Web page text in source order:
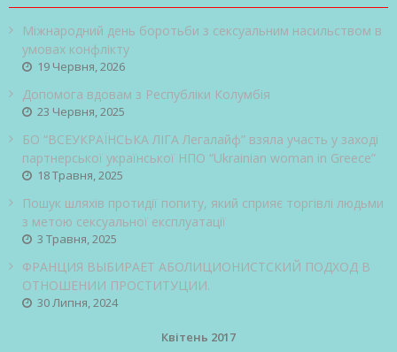
Міжнародний день боротьби з сексуальним насильством в
умовах конфлікту
19 Червня, 2026
Допомога вдовам з Республіки Колумбія
23 Червня, 2025
БО “ВСЕУКРАЇНСЬКА ЛІГА Легалайф” взяла участь у заході
партнерської української НПО “Ukrainian woman in Greece”
18 Травня, 2025
Пошук шляхів протидії попиту, який сприяє торгівлі людьми
з метою сексуальної експлуатації
3 Травня, 2025
ФРАНЦИЯ ВЫБИРАЕТ АБОЛИЦИОНИСТСКИЙ ПОДХОД В
ОТНОШЕНИИ ПРОСТИТУЦИИ.
30 Липня, 2024
Квітень 2017